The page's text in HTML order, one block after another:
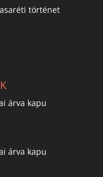
történet
árva kapu
árva kapu